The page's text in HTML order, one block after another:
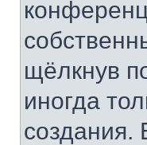
щёлкнув
иногда
создания.